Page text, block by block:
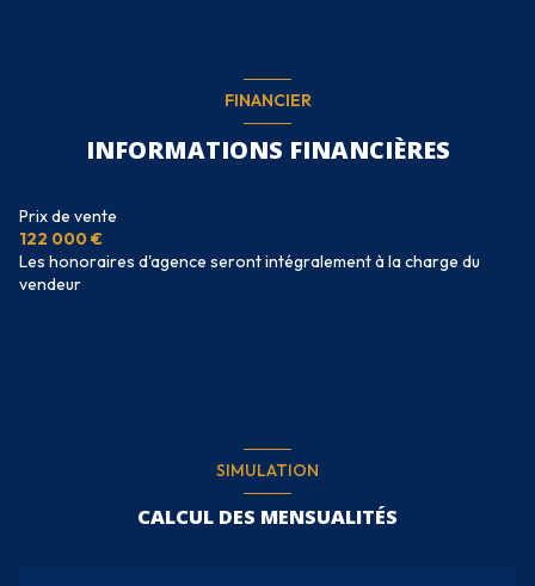
FINANCIER
INFORMATIONS FINANCIÈRES
Prix de vente
122 000 €
Les honoraires d'agence seront intégralement à la charge du
vendeur
SIMULATION
CALCUL DES MENSUALITÉS